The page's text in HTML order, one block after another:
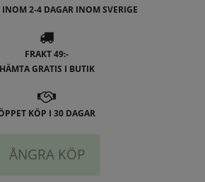
INOM 2-4 DAGAR INOM SVERIGE
FRAKT 49:-
HÄMTA GRATIS I BUTIK
KÖP I 30 DAGAR
ÅNGRA KÖP